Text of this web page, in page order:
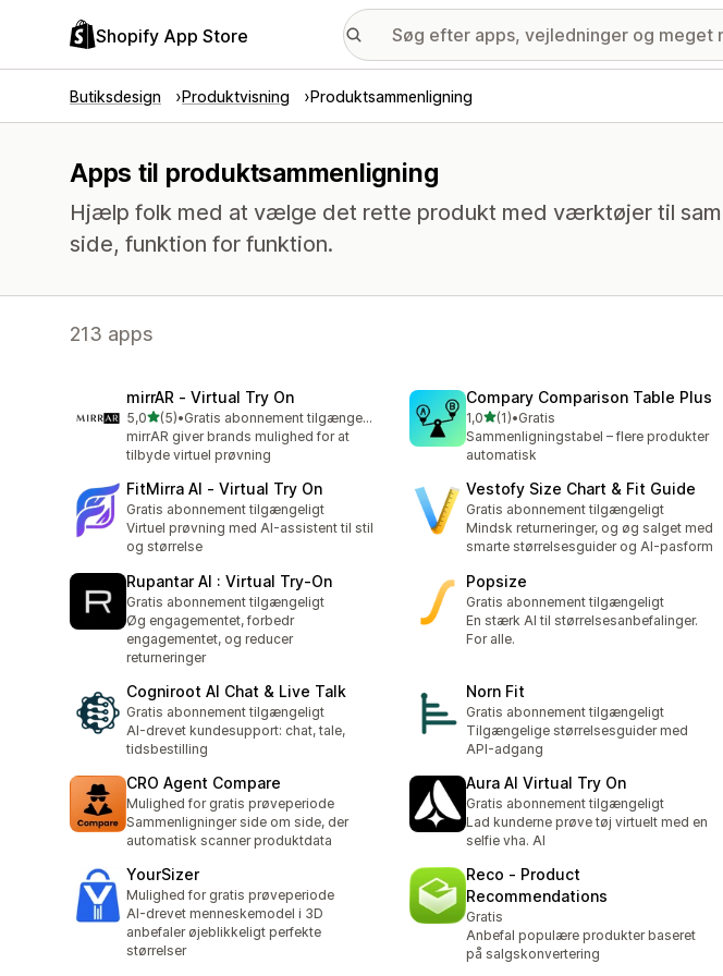
Shopify App Store
Butiksdesign Produktvisning Produktsammenligning
Apps til produktsammenligning
Hjælp folk med at vælge det rette produkt med værktøjer til
side, funktion for funktion.
213 apps
mirrAR ‑ Virtual Try On
5,0ud af 5 stjerner
(5)
5 anmeldelser i alt
•
Gratis abonnement tilgængeligt
mirrAR giver brands mulighed for at
tilbyde virtuel prøvning
Compary Comparison Table Plus
1,0ud af 5 stjerner
(1)
1 anmeldelser i alt
•Gratis
Sammenligningstabel – flere produkter
automatisk
FitMirra AI ‑ Virtual Try On
Gratis abonnement tilgængeligt
Virtuel prøvning med AI-assistent til stil
og størrelse
Vestofy Size Chart & Fit Guide
Gratis abonnement tilgængeligt
Mindsk returneringer, og øg salget med
smarte størrelsesguider og AI-pasform
Rupantar AI : Virtual Try‑On
Gratis abonnement tilgængeligt
Øg engagementet, forbedr
engagementet, og reducer
returneringer
Popsize
Gratis abonnement tilgængeligt
En stærk AI til størrelsesanbefalinger.
For alle.
Cogniroot AI Chat & Live Talk
Gratis abonnement tilgængeligt
AI-drevet kundesupport: chat, tale,
tidsbestilling
Norn Fit
Gratis abonnement tilgængeligt
Tilgængelige størrelsesguider med
API-adgang
CRO Agent Compare
Mulighed for gratis prøveperiode
Sammenligninger side om side, der
automatisk scanner produktdata
Aura AI Virtual Try On
Gratis abonnement tilgængeligt
Lad kunderne prøve tøj virtuelt med en
selfie vha. AI
YourSizer
Mulighed for gratis prøveperiode
AI-drevet menneskemodel i 3D
anbefaler øjeblikkeligt perfekte
størrelser
Reco ‑ Product
Recommendations
Gratis
Anbefal populære produkter baseret
på salgskonvertering